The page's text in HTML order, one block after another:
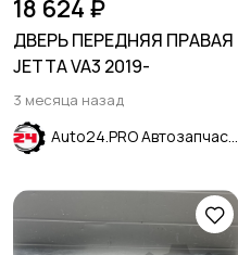
18 624 ₽
ДВЕРЬ ПЕРЕДНЯЯ ПРАВАЯ
JETTA VA3 2019-
3 месяца назад
Auto24.PRO Автозапчасти